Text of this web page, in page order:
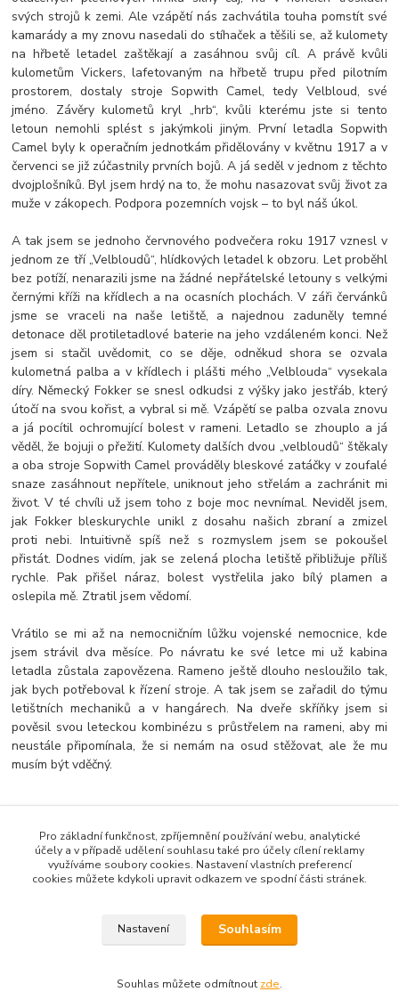
svých strojů k zemi. Ale vzápětí nás zachvátila touha pomstít své
kamarády a my znovu nasedali do stíhaček a těšili se, až kulomety
na hřbetě letadel zaštěkají a zasáhnou svůj cíl. A právě kvůli
kulometům Vickers, lafetovaným na hřbetě trupu před pilotním
prostorem, dostaly stroje Sopwith Camel, tedy Velbloud, své
jméno. Závěry kulometů kryl „hrb“, kvůli kterému jste si tento
letoun nemohli splést s jakýmkoli jiným. První letadla Sopwith
Camel byly k operačním jednotkám přidělovány v květnu 1917 a v
červenci se již zúčastnily prvních bojů. A já seděl v jednom z těchto
dvojplošníků. Byl jsem hrdý na to, že mohu nasazovat svůj život za
muže v zákopech. Podpora pozemních vojsk – to byl náš úkol.
A tak jsem se jednoho červnového podvečera roku 1917 vznesl v
jednom ze tří „Velbloudů“, hlídkových letadel k obzoru. Let proběhl
bez potíží, nenarazili jsme na žádné nepřátelské letouny s velkými
černými kříži na křídlech a na ocasních plochách. V záři červánků
jsme se vraceli na naše letiště, a najednou zaduněly temné
detonace děl protiletadlové baterie na jeho vzdáleném konci. Než
jsem si stačil uvědomit, co se děje, odněkud shora se ozvala
kulometná palba a v křídlech i plášti mého „Velblouda“ vysekala
díry. Německý Fokker se snesl odkudsi z výšky jako jestřáb, který
útočí na svou kořist, a vybral si mě. Vzápětí se palba ozvala znovu
a já pocítil ochromující bolest v rameni. Letadlo se zhouplo a já
věděl, že bojuji o přežití. Kulomety dalších dvou „velbloudů“ štěkaly
a oba stroje Sopwith Camel prováděly bleskové zatáčky v zoufalé
snaze zasáhnout nepřítele, uniknout jeho střelám a zachránit mi
život. V té chvíli už jsem toho z boje moc nevnímal. Neviděl jsem,
jak Fokker bleskurychle unikl z dosahu našich zbraní a zmizel
proti nebi. Intuitivně spíš než s rozmyslem jsem se pokoušel
přistát. Dodnes vidím, jak se zelená plocha letiště přibližuje příliš
rychle. Pak přišel náraz, bolest vystřelila jako bílý plamen a
oslepila mě. Ztratil jsem vědomí.
Vrátilo se mi až na nemocničním lůžku vojenské nemocnice, kde
jsem strávil dva měsíce. Po návratu ke své letce mi už kabina
letadla zůstala zapovězena. Rameno ještě dlouho nesloužilo tak,
jak bych potřeboval k řízení stroje. A tak jsem se zařadil do týmu
letištních mechaniků a v hangárech. Na dveře skříňky jsem si
pověsil svou leteckou kombinézu s průstřelem na rameni, aby mi
neustále připomínala, že si nemám na osud stěžovat, ale že mu
musím být vděčný.
Zboží zařazeno v kategoriích
Antonio
Pro základní funkčnost, zpříjemnění používání webu, analytické
účely a v případě udělení souhlasu také pro účely cílení reklamy
využíváme soubory cookies. Nastavení vlastních preferencí
cookies můžete kdykoli upravit odkazem ve spodní části stránek.
Nastavení Souhlasím
Souhlas můžete odmítnout zde.